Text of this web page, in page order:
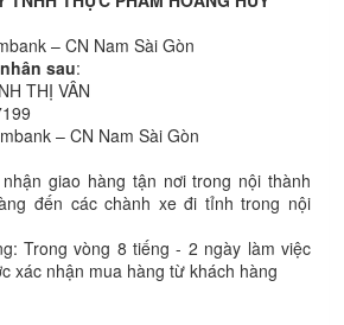
– CN Nam Sài Gòn
sau:
THỊ VÂN
– CN Nam Sài Gòn
giao hàng tận nơi trong nội thành
đến các chành xe đi tỉnh trong nội
Trong vòng 8 tiếng - 2 ngày làm việc
xác nhận mua hàng từ khách hàng